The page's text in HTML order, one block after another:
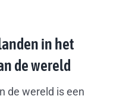
in het
de wereld
de wereld is een